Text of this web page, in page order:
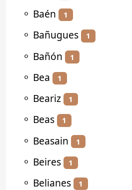
⚬ Baén 1
⚬ Bañugues 1
⚬ Bañón 1
⚬ Bea 1
⚬ Beariz 1
⚬ Beas 1
⚬ Beasain 1
⚬ Beires 1
⚬ Belianes 1